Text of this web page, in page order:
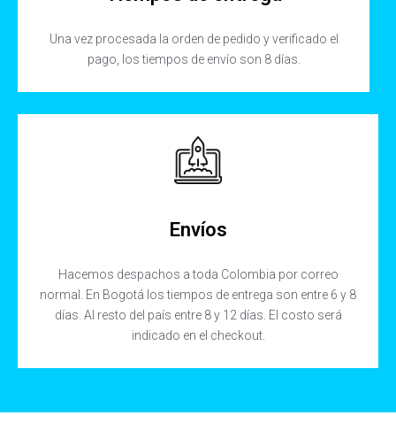
Una vez procesada la orden de pedido y verificado el
pago, los tiempos de envío son 8 días.
Envíos
Hacemos despachos a toda Colombia por correo
normal. En Bogotá los tiempos de entrega son entre 6 y 8
días. Al resto del país entre 8 y 12 días. El costo será
indicado en el checkout.